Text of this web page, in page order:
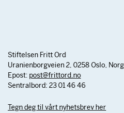
Stiftelsen Fritt Ord
Uranienborgveien 2, 0258 Oslo,
Epost: post@frittord.no
Sentralbord: 23 01 46 46
Tegn deg til vårt nyhetsbrev her